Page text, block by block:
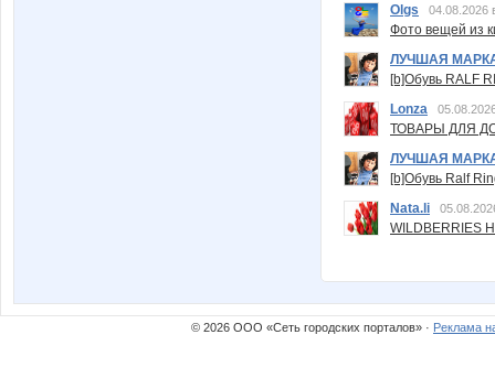
Olgs 04.08.2026
Фото вещей из
ЛУЧШАЯ
[b]Обувь RALF
Lonza
ТОВАРЫ ДЛЯ
ЛУЧШАЯ
[b]Обувь Ralf
Nata.li
© 2026 ООО «Сеть городских порталов» · Реклама